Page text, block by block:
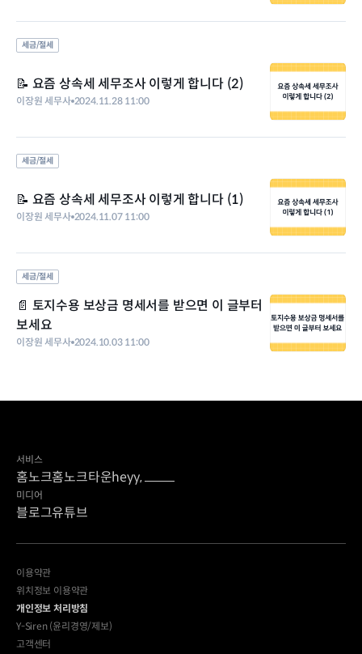
세금/절세
📝 요즘 상속세 세무조사 이렇게 합니다 (2)
이장원 세무사 2024.11.28 11:00
세금/절세
📝 요즘 상속세 세무조사 이렇게 합니다 (1)
이장원 세무사 2024.11.07 11:00
세금/절세
📄 토지수용 보상금 명세서를 받으면 이 글부터
보세요
이장원 세무사 2024.10.03 11:00
서비스
홈노크홈노크타운heyy,
미디어
블로그유튜브
이용약관
위치정보 이용약관
개인정보 처리방침
Y-Siren (윤리경영/제보)
고객센터